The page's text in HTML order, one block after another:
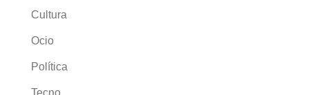
Cultura
Ocio
Política